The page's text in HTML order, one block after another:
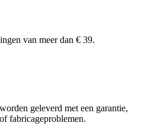
van meer dan € 39.
geleverd met een garantie,
fabricageproblemen.